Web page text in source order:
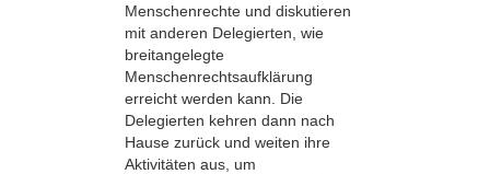
Menschenrechte und diskutieren
mit anderen Delegierten, wie
breitangelegte
Menschenrechtsaufklärung
erreicht werden kann. Die
Delegierten kehren dann nach
Hause zurück und weiten ihre
Aktivitäten aus, um